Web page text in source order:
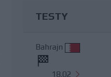
TESTY
Bahrajn
18.02